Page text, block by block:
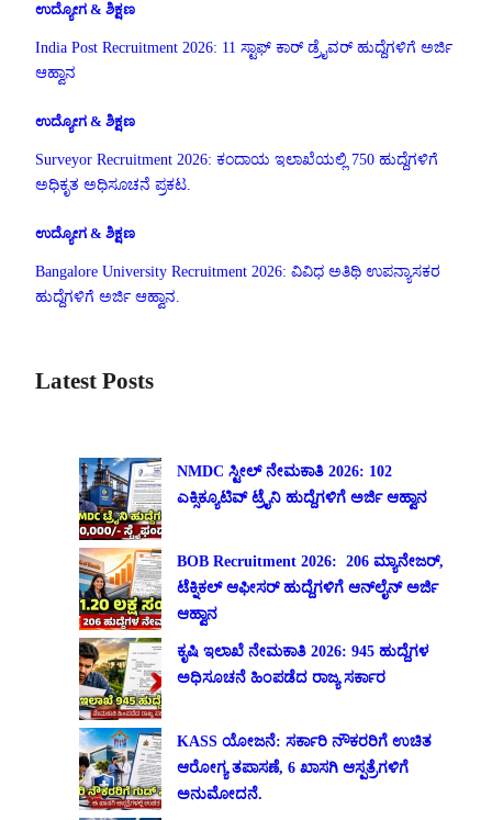
ಉದ್ಯೋಗ & ಶಿಕ್ಷಣ
India Post Recruitment 2026: 11 ಸ್ಟಾಫ್ ಕಾರ್ ಡ್ರೈವರ್ ಹುದ್ದೆಗಳಿಗೆ ಅರ್ಜಿ
ಆಹ್ವಾನ
ಉದ್ಯೋಗ & ಶಿಕ್ಷಣ
Surveyor Recruitment 2026: ಕಂದಾಯ ಇಲಾಖೆಯಲ್ಲಿ 750 ಹುದ್ದೆಗಳಿಗೆ
ಅಧಿಕೃತ ಅಧಿಸೂಚನೆ ಪ್ರಕಟ.
ಉದ್ಯೋಗ & ಶಿಕ್ಷಣ
Bangalore University Recruitment 2026: ವಿವಿಧ ಅತಿಥಿ ಉಪನ್ಯಾಸಕರ
ಹುದ್ದೆಗಳಿಗೆ ಅರ್ಜಿ ಆಹ್ವಾನ.
Latest Posts
NMDC ಸ್ಟೀಲ್ ನೇಮಕಾತಿ 2026: 102
ಎಕ್ಸಿಕ್ಯೂಟಿವ್ ಟ್ರೈನಿ ಹುದ್ದೆಗಳಿಗೆ ಅರ್ಜಿ ಆಹ್ವಾನ
BOB Recruitment 2026: 206 ಮ್ಯಾನೇಜರ್,
ಟೆಕ್ನಿಕಲ್ ಆಫೀಸರ್ ಹುದ್ದೆಗಳಿಗೆ ಆನ್‌ಲೈನ್ ಅರ್ಜಿ
ಆಹ್ವಾನ
ಕೃಷಿ ಇಲಾಖೆ ನೇಮಕಾತಿ 2026: 945 ಹುದ್ದೆಗಳ
ಅಧಿಸೂಚನೆ ಹಿಂಪಡೆದ ರಾಜ್ಯ ಸರ್ಕಾರ
KASS ಯೋಜನೆ: ಸರ್ಕಾರಿ ನೌಕರರಿಗೆ ಉಚಿತ
ಆರೋಗ್ಯ ತಪಾಸಣೆ, 6 ಖಾಸಗಿ ಆಸ್ಪತ್ರೆಗಳಿಗೆ
ಅನುಮೋದನೆ.